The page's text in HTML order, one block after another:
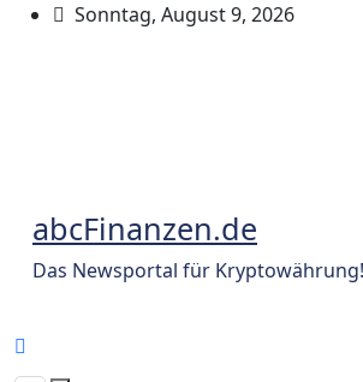
Skip
Sonntag, August 9, 2026
abcFinanzen.de
Das Newsportal für Kryptowährung!